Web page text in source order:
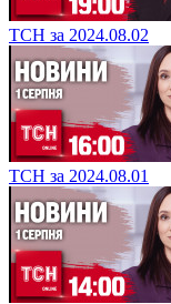
ТСН за 2024.08.02
ТСН за 2024.08.01